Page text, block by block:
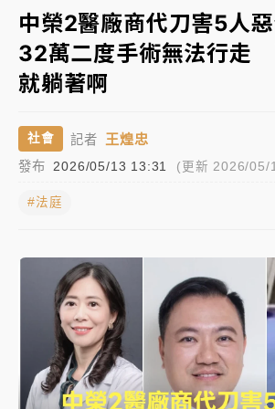
故宮《龍藏經》特展第2檔！今線上
周六起展出延長至晚上7時
台東農業處長涉圖利渡假村！東檢
押庭
父親節泡湯了！中颱白海豚雨彈轟3
雨熱區曝
女律師陳昱瑄詐慈濟10億！黃金
旅局回應了
中信慈善基金會想增加董事人數！辜
駁 理由曝光
故宮《龍藏經》特展第2檔！今線
周六起展出延長至晚上7時
▼
中榮2醫廠商代刀害5人
32萬二度手術無法行走
就躺著啊
社會 記者 王煌忠
發布 2026/05/13 13:31 (更新 2026/05/
#法庭